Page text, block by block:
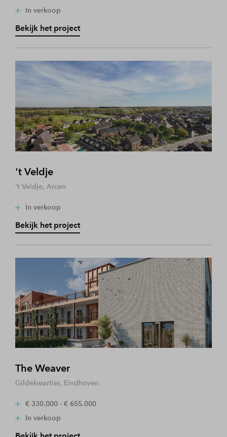
In verkoop
Bekijk het project
't Veldje
't Veldje, Arcen
In verkoop
Bekijk het project
The Weaver
Gildekwartier, Eindhoven
€ 330.000 - € 655.000
In verkoop